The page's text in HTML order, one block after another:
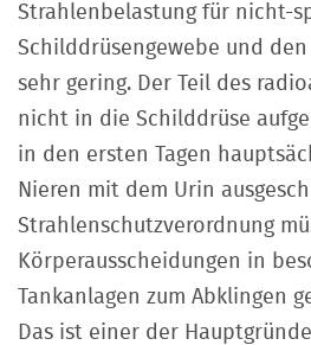
Strahlenbelastung für nicht-
Schilddrüsengewebe und
sehr gering. Der Teil des
nicht in die Schilddrüse
in den ersten Tagen
Nieren mit dem Urin
Strahlenschutzverordnung
Körperausscheidungen in
Tankanlagen zum Abklingen
Das ist einer der